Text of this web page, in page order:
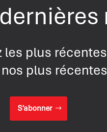
les plus
plus
S’abonner